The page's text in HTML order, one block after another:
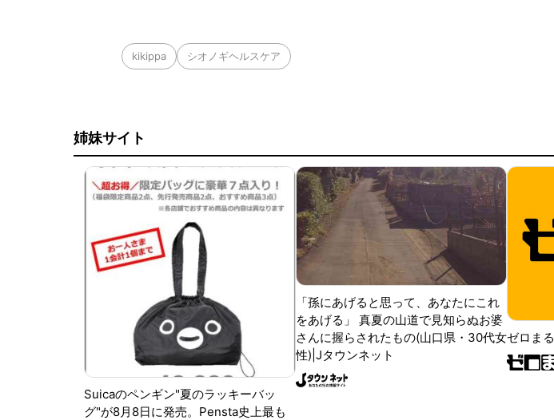
kikippa シオノギヘルスケア
姉妹サイト
Suicaのペンギン"夏のラッキーバッ
グ"が8月8日に発売。Pensta史上最も
「孫にあげると思って、あなたにこれ
をあげる」 真夏の山道で見知らぬお婆
さんに握らされたもの(山口県・30代女
性)|Jタウンネット
ゼロまる